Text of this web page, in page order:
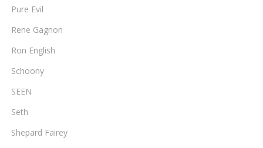
Pure Evil
Rene Gagnon
Ron English
Schoony
SEEN
Seth
Shepard Fairey